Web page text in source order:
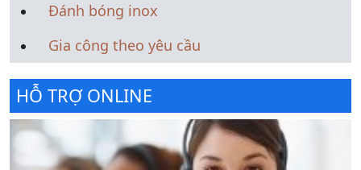
Đánh bóng inox
Gia công theo yêu cầu
HỖ TRỢ ONLINE